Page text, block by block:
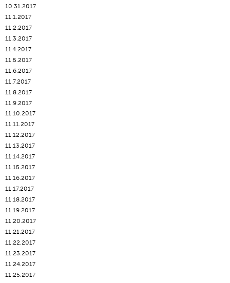
10.31.2017
11.1.2017
11.2.2017
11.3.2017
11.4.2017
11.5.2017
11.6.2017
11.7.2017
11.8.2017
11.9.2017
11.10.2017
11.11.2017
11.12.2017
11.13.2017
11.14.2017
11.15.2017
11.16.2017
11.17.2017
11.18.2017
11.19.2017
11.20.2017
11.21.2017
11.22.2017
11.23.2017
11.24.2017
11.25.2017